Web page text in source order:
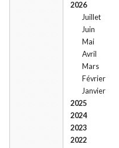
2026
Juillet
Juin
Mai
Avril
Mars
Février
Janvier
2025
2024
2023
2022